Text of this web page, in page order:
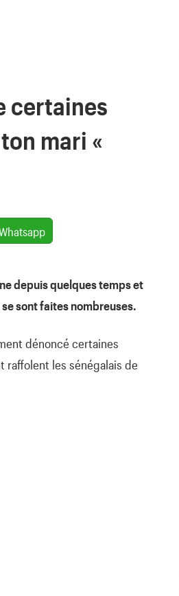
certaines
mari «
depuis quelques temps et
sont faites nombreuses.
dénoncé certaines
raffolent les sénégalais de